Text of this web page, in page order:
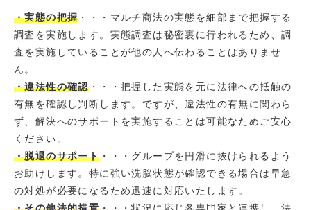
・実態の把握 ・・・マルチ商法の実態を細部まで把握する
調査を実施します。実態調査は秘密裏に行われるため、調
査を実施していることが他の人へ伝わることはありませ
ん。
・違法性の確認・・・把握した実態を元に法律への抵触の
有無を確認し判断します。ですが、違法性の有無に関わら
ず、解決へのサポートを実施することは可能なためご安心
ください。
・脱退のサポート ・・・グループを円滑に抜けられるよう
お助けします。特に強い洗脳状態が確認できる場合は早急
の対処が必要になるため迅速に対応いたします。
・その他法的措置 ・・・状況に応じ各専門家と連携し、法